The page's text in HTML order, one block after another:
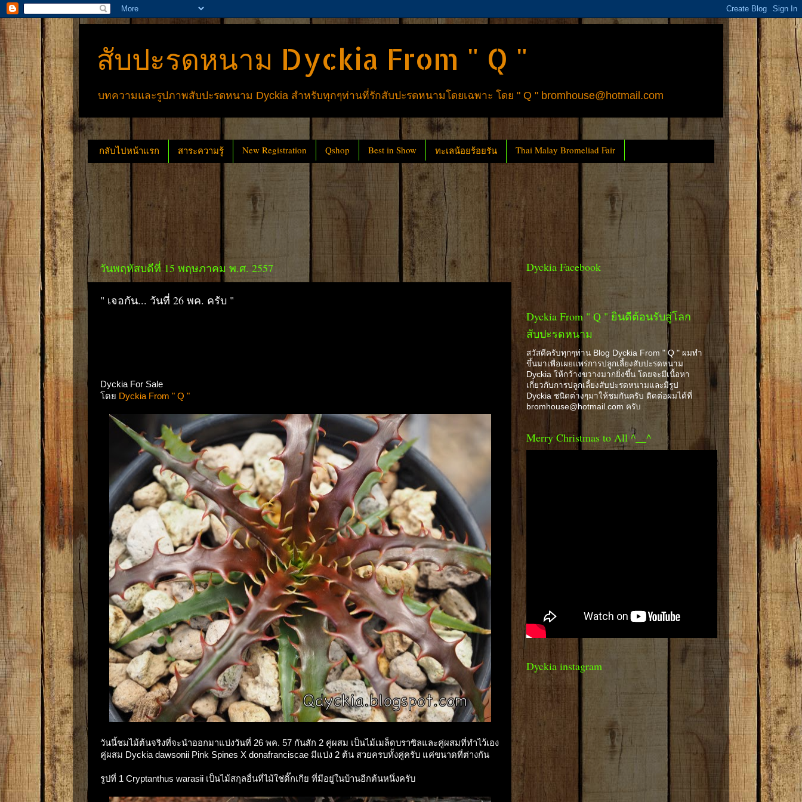
สับปะรดหนาม Dyckia From " Q "
บทความและรูปภาพสับปะรดหนาม Dyckia สำหรับทุกๆท่านที่รักสับปะรดหนามโดยเฉพาะ โดย " Q " bromhouse@hotmail.com
กลับไปหน้าแรก สาระความรู้ New Registration Qshop Best in Show ทะเลน้อยร้อยรัน Thai Malay Bromeliad Fair
วันพฤหัสบดีที่ 15 พฤษภาคม พ.ศ. 2557
" เจอกัน... วันที่ 26 พค. ครับ "
Dyckia For Sale
โดย Dyckia From " Q "
วันนี้ชมไม้ต้นจริงที่จะนำออกมาแบ่งวันที่ 26 พค. 57 กันสัก 2 คู่ผสม เป็นไม้เมล็ดบราซิลและคู่ผสมที่ทำไว้เอง
คู่ผสม Dyckia dawsonii Pink Spines X donafranciscae มีแบ่ง 2 ต้น สวยครบทั้งคู่ครับ แค่ขนาดที่ต่างกัน
รูปที่ 1 Cryptanthus warasii เป็นไม้สกุลอื่นที่ไม้ใช่ดิ๊กเกีย ที่มีอยู่ในบ้านอีกต้นหนึ่งครับ
Dyckia Facebook
Dyckia From " Q " ยินดีต้อนรับสู่โลก
สับปะรดหนาม
สวัสดีครับทุกๆท่าน Blog Dyckia From " Q " ผมทำ
ขึ้นมาเพื่อเผยแพร่การปลูกเลี้ยงสับปะรดหนาม
Dyckia ให้กว้างขวางมากยิ่งขึ้น โดยจะมีเนื้อหา
เกี่ยวกับการปลูกเลี้ยงสับปะรดหนามและมีรูป
Dyckia ชนิดต่างๆมาให้ชมกันครับ ติดต่อผมได้ที่
bromhouse@hotmail.com ครับ
Merry Christmas to All ^__^
Dyckia instagram